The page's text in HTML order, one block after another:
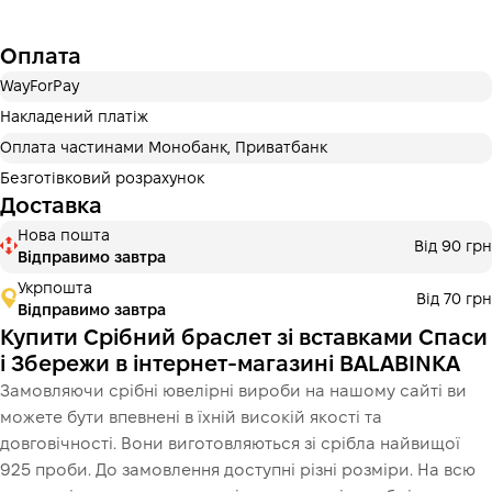
Оплату можна розділити на 2 або 3 платежі. Без
додаткових комісій для покупців. Кількість платежів
обирається на кроці оплати в корзині.
х 2 170.00 ₴ 6 510 ₴
Це ще не оформлення кредитного договору. Ви просто
переходите до наступного кроку.
Оплата
WayForPay
Накладений платіж
Оплата частинами Монобанк, Приватбанк
Безготівковий розрахунок
Доставка
Нова пошта
Відправимо завтра
Від 90 грн
Укрпошта
Відправимо завтра
Від 70 грн
Купити Срібний браслет зі вставками Спаси
і Збережи в інтернет-магазині BALABINKA
Замовляючи срібні ювелірні вироби на нашому сайті ви
можете бути впевнені в їхній високій якості та
довговічності. Вони виготовляються зі срібла найвищої
925 проби. До замовлення доступні різні розміри. На всю